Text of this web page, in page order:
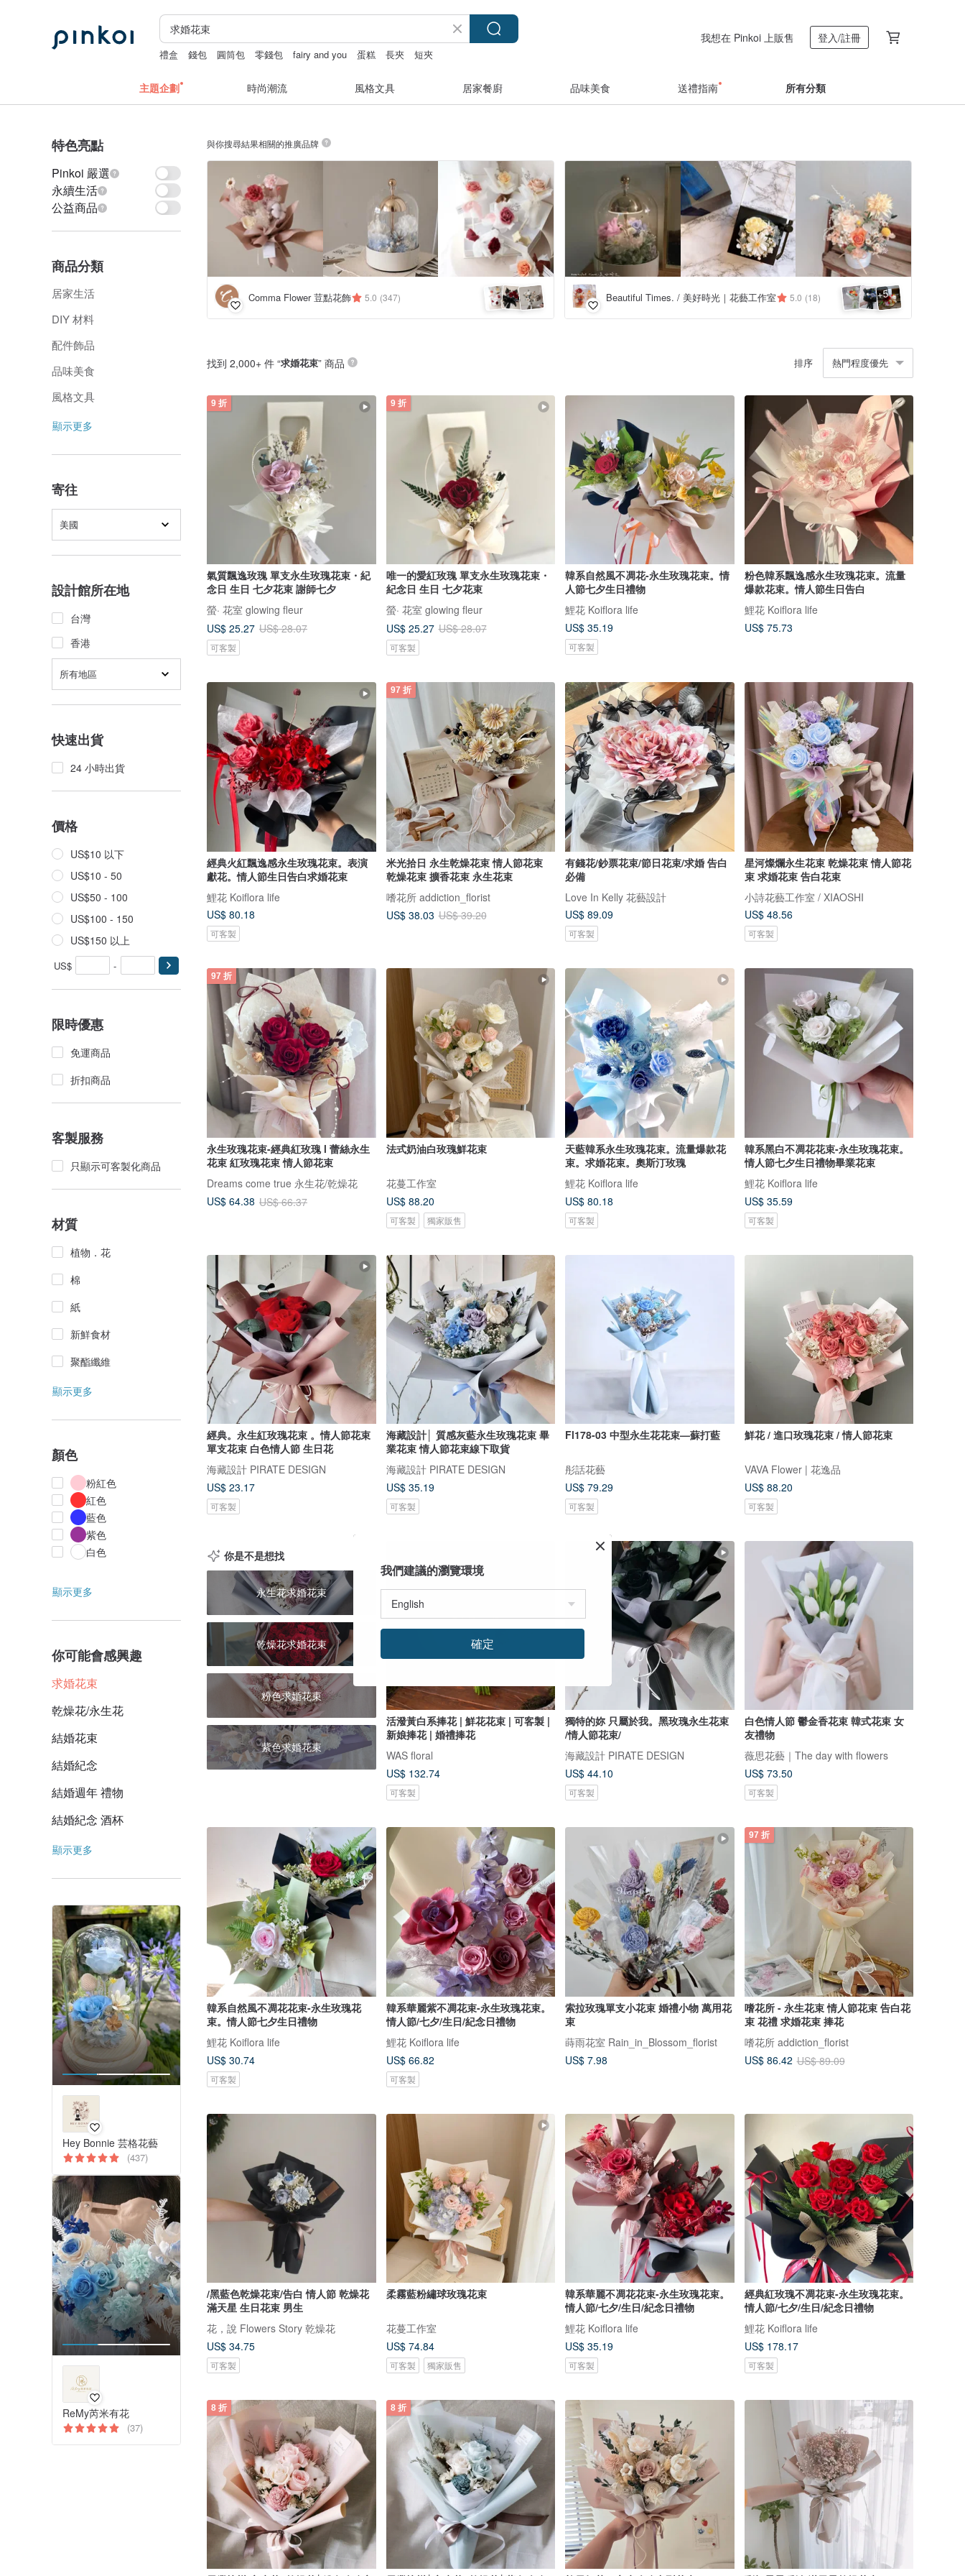
禮盒 錢包 圓筒包 零錢包 fairy and you 蛋糕 長夾 短夾
我想在 Pinkoi 上販售 登入/註冊
主題企劃 時尚潮流 風格文具 居家餐廚 品味美食 送禮指南 所有分類
特色亮點
Pinkoi 嚴選
永續生活
公益商品
商品分類
居家生活
DIY 材料
配件飾品
品味美食
風格文具
顯示更多
寄往
美國
設計館所在地
台灣
香港
所有地區
快速出貨
24 小時出貨
價格
US$10 以下
US$10 - 50
US$50 - 100
US$100 - 150
US$150 以上
US$ -
限時優惠
免運商品
折扣商品
客製服務
只顯示可客製化商品
材質
植物．花
棉
紙
新鮮食材
聚酯纖維
顯示更多
顏色
粉紅色
紅色
藍色
紫色
白色
顯示更多
你可能會感興趣
求婚花束
乾燥花/永生花
結婚花束
結婚紀念
結婚週年 禮物
結婚紀念 酒杯
顯示更多
Hey Bonnie 芸格花藝
(437)
ReMy芮米有花
(37)
與你搜尋結果相關的推廣品牌
Comma Flower 荳點花飾 5.0 (347) Beautiful Times. / 美好時光｜花藝工作室 5.0 (18) +5
找到 2,000+ 件 “求婚花束” 商品 排序 熱門程度優先
9 折
氣質飄逸玫瑰 單支永生玫瑰花束・紀
念日 生日 七夕花束 謝師七夕
螢· 花室 glowing fleur
US$ 25.27 US$ 28.07
可客製
9 折
唯一的愛紅玫瑰 單支永生玫瑰花束・
紀念日 生日 七夕花束
螢· 花室 glowing fleur
US$ 25.27 US$ 28.07
可客製
韓系自然風不凋花-永生玫瑰花束。情
人節七夕生日禮物
鯉花 Koiflora life
US$ 35.19
可客製
粉色韓系飄逸感永生玫瑰花束。流量
爆款花束。情人節生日告白
鯉花 Koiflora life
US$ 75.73
經典火紅飄逸感永生玫瑰花束。表演
獻花。情人節生日告白求婚花束
鯉花 Koiflora life
US$ 80.18
可客製
97 折
米光拾日 永生乾燥花束 情人節花束
乾燥花束 擴香花束 永生花束
嗜花所 addiction_florist
US$ 38.03 US$ 39.20
有錢花/鈔票花束/節日花束/求婚 告白
必備
Love In Kelly 花藝設計
US$ 89.09
可客製
星河燦爛永生花束 乾燥花束 情人節花
束 求婚花束 告白花束
小詩花藝工作室 / XIAOSHI
US$ 48.56
可客製
97 折
永生玫瑰花束-經典紅玫瑰 l 蕾絲永生
花束 紅玫瑰花束 情人節花束
Dreams come true 永生花/乾燥花
US$ 64.38 US$ 66.37
法式奶油白玫瑰鮮花束
花蔓工作室
US$ 88.20
可客製 獨家販售
天藍韓系永生玫瑰花束。流量爆款花
束。求婚花束。奧斯汀玫瑰
鯉花 Koiflora life
US$ 80.18
可客製
韓系黑白不凋花花束-永生玫瑰花束。
情人節七夕生日禮物畢業花束
鯉花 Koiflora life
US$ 35.59
可客製
經典。永生紅玫瑰花束 。情人節花束
單支花束 白色情人節 生日花
海藏設計 PIRATE DESIGN
US$ 23.17
可客製
海藏設計│ 質感灰藍永生玫瑰花束 畢
業花束 情人節花束線下取貨
海藏設計 PIRATE DESIGN
US$ 35.19
可客製
Fl178-03 中型永生花花束—蘇打藍
彤話花藝
US$ 79.29
可客製
鮮花 / 進口玫瑰花束 / 情人節花束
VAVA Flower | 花逸品
US$ 88.20
可客製
你是不是想找
永生花求婚花束
乾燥花求婚花束
粉色求婚花束
紫色求婚花束
活潑黃白系捧花 | 鮮花花束 | 可客製 |
新娘捧花 | 婚禮捧花
WAS floral
US$ 132.74
可客製
獨特的妳 只屬於我。黑玫瑰永生花束
/情人節花束/
海藏設計 PIRATE DESIGN
US$ 44.10
可客製
白色情人節 鬱金香花束 韓式花束 女
友禮物
薇思花藝｜The day with flowers
US$ 73.50
可客製
韓系自然風不凋花花束-永生玫瑰花
束。情人節七夕生日禮物
鯉花 Koiflora life
US$ 30.74
可客製
韓系華麗紫不凋花束-永生玫瑰花束。
情人節/七夕/生日/紀念日禮物
鯉花 Koiflora life
US$ 66.82
可客製
索拉玫瑰單支小花束 婚禮小物 萬用花
束
蒔雨花室 Rain_in_Blossom_florist
US$ 7.98
97 折
嗜花所 - 永生花束 情人節花束 告白花
束 花禮 求婚花束 捧花
嗜花所 addiction_florist
US$ 86.42 US$ 89.09
/黑藍色乾燥花束/告白 情人節 乾燥花
滿天星 生日花束 男生
花，說 Flowers Story 乾燥花
US$ 34.75
可客製
柔霧藍粉繡球玫瑰花束
花蔓工作室
US$ 74.84
可客製 獨家販售
韓系華麗不凋花花束-永生玫瑰花束。
情人節/七夕/生日/紀念日禮物
鯉花 Koiflora life
US$ 35.19
可客製
經典紅玫瑰不凋花束-永生玫瑰花束。
情人節/七夕/生日/紀念日禮物
鯉花 Koiflora life
US$ 178.17
可客製
8 折 8 折
我們建議的瀏覽環境
確定